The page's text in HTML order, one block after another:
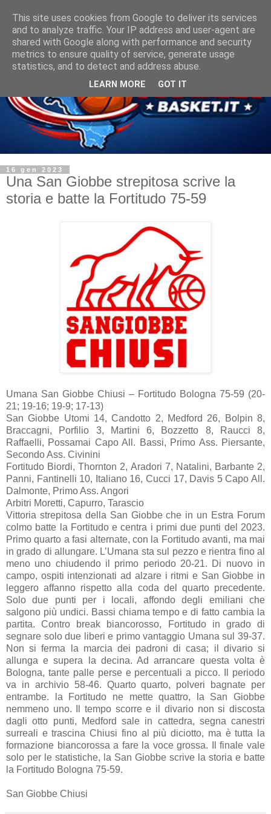
16 gen 2023
Una San Giobbe strepitosa scrive la
storia e batte la Fortitudo 75-59
Umana San Giobbe Chiusi – Fortitudo Bologna 75-59 (20-
21; 19-16; 19-9; 17-13)
San Giobbe Utomi 14, Candotto 2, Medford 26, Bolpin 8,
Braccagni, Porfilio 3, Martini 6, Bozzetto 8, Raucci 8,
Raffaelli, Possamai Capo All. Bassi, Primo Ass. Piersante,
Secondo Ass. Civinini
Fortitudo Biordi, Thornton 2, Aradori 7, Natalini, Barbante 2,
Panni, Fantinelli 10, Italiano 16, Cucci 17, Davis 5 Capo All.
Dalmonte, Primo Ass. Angori
Arbitri Moretti, Capurro, Tarascio
Vittoria strepitosa della San Giobbe che in un Estra Forum
colmo batte la Fortitudo e centra i primi due punti del 2023.
Primo quarto a fasi alternate, con la Fortitudo avanti, ma mai
in grado di allungare. L’Umana sta sul pezzo e rientra fino al
meno uno chiudendo il primo periodo 20-21. Di nuovo in
campo, ospiti intenzionati ad alzare i ritmi e San Giobbe in
leggero affanno rispetto alla coda del quarto precedente.
Solo due punti per i locali, affondo degli emiliani che
salgono più undici. Bassi chiama tempo e di fatto cambia la
partita. Contro break biancorosso, Fortitudo in grado di
segnare solo due liberi e primo vantaggio Umana sul 39-37.
Non si ferma la marcia dei padroni di casa; il divario si
allunga e supera la decina. Ad arrancare questa volta è
Bologna, tante palle perse e percentuali a picco. Il periodo
va in archivio 58-46. Quarto quarto, polveri bagnate per
entrambe. la Fortitudo ne mette quattro, la San Giobbe
nemmeno uno. Il tempo scorre e il divario non si discosta
dagli otto punti, Medford sale in cattedra, segna canestri
surreali e trascina Chiusi fino al più diciotto, ma è tutta la
formazione biancorossa a fare la voce grossa. Il finale vale
solo per le statistiche, la San Giobbe scrive la storia e batte
la Fortitudo Bologna 75-59.
San Giobbe Chiusi
This site uses cookies from Google to deliver its services
and to analyze traffic. Your IP address and user-agent are
shared with Google along with performance and security
metrics to ensure quality of service, generate usage
statistics, and to detect and address abuse.
LEARN MORE GOT IT